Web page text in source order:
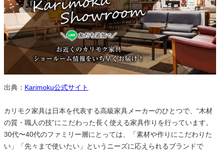
出典： Karimoku公式サイト
カリモク家具は日本を代表する高級家具メーカーのひとつで、“木材
の質・職人の技”にこだわった長く使える家具作りを行っています。
30代〜40代のファミリー層にとっては、「素材や作りにこだわりた
い」「先々まで使いたい」というニーズに応えられるブランドで